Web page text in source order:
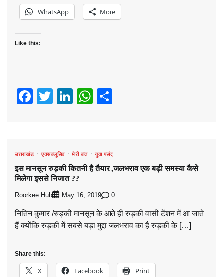
WhatsApp More
Like this:
Facebook
Twitter
LinkedIn
WhatsApp
उत्तराखंड एक्सक्लूसिव मेरी बात युवा पसंद
इस मानसून रुड़की कितनी है तैयार ,जलभराव एक बड़ी समस्या कैसे
मिलेगा इससे निजात ??
Roorkee Hub May 16, 2019 0
नितिन कुमार /रुड़की मानसून के आते ही रुड़की वासी टेंशन में आ जाते
हैं क्योंकि रुड़की में सबसे बड़ा मुद्दा जलभराव का है रुड़की के […]
Share this:
X Facebook Print